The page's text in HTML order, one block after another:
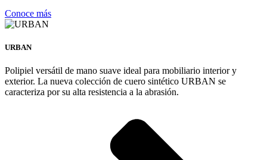
Conoce más
URBAN
Polipiel versátil de mano suave ideal para mobiliario interior y
exterior. La nueva colección de cuero sintético URBAN se
caracteriza por su alta resistencia a la abrasión.